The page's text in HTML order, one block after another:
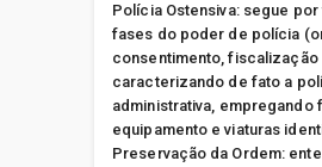
Polícia Ostensiva: segue
fases do poder de polícia
consentimento, fiscalização
caracterizando de fato a
administrativa, empregando
equipamento e viaturas
Preservação da Ordem:
Turismo do Pará
Secretaria
de Estado de
Políticas Sociais